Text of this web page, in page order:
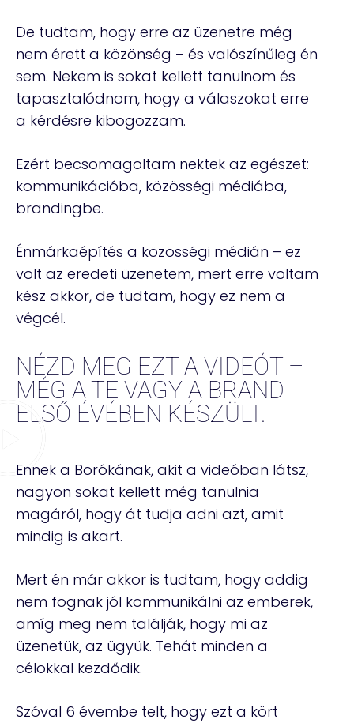
De tudtam, hogy erre az üzenetre még
nem érett a közönség – és valószínűleg én
sem. Nekem is sokat kellett tanulnom és
tapasztalódnom, hogy a válaszokat erre
a kérdésre kibogozzam.
Ezért becsomagoltam nektek az egészet:
kommunikációba, közösségi médiába,
brandingbe.
Énmárkaépítés a közösségi médián – ez
volt az eredeti üzenetem, mert erre voltam
kész akkor, de tudtam, hogy ez nem a
végcél.
NÉZD MEG EZT A VIDEÓT –
MÉG A TE VAGY A BRAND
ELSŐ ÉVÉBEN KÉSZÜLT.
Ennek a Borókának, akit a videóban látsz,
nagyon sokat kellett még tanulnia
magáról, hogy át tudja adni azt, amit
mindig is akart.
Mert én már akkor is tudtam, hogy addig
nem fognak jól kommunikálni az emberek,
amíg meg nem találják, hogy mi az
üzenetük, az ügyük. Tehát minden a
célokkal kezdődik.
Szóval 6 évembe telt, hogy ezt a kört